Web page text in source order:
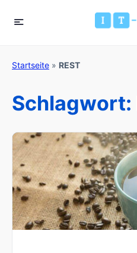
Startseite » REST
Schlagwort: